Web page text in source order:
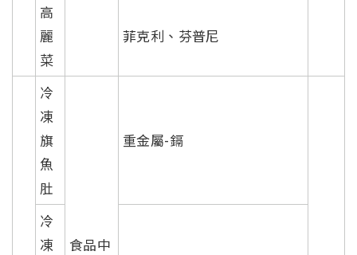
高
麗
菜
菲克利、芬普尼
冷
凍
旗
魚
肚
食品中
重金屬-鎘
冷
凍